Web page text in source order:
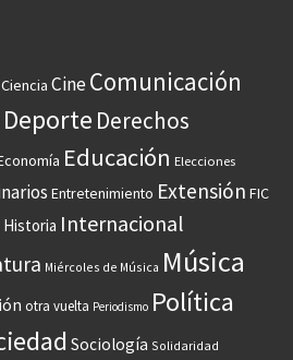
Ciencia CineComunicación
Deporte Derechos
Educación Elecciones
Entretenimiento Extensión FIC
Historia Internacional
Miércoles de Música Música
otra vuelta Periodismo Política
Sociología Solidaridad